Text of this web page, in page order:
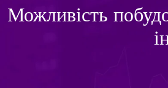
Можливість